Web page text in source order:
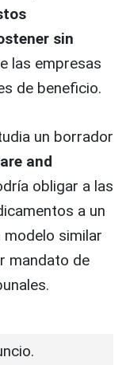
sin
las empresas
de beneficio.
un borrador
and
obligar a las
a un
modelo similar
mandato de